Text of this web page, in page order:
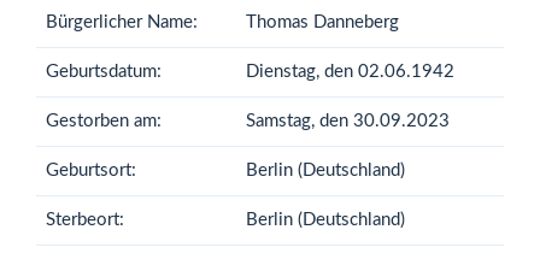
Bürgerlicher Name: Thomas Danneberg
Geburtsdatum: Dienstag, den 02.06.1942
Gestorben am: Samstag, den 30.09.2023
Geburtsort: Berlin (Deutschland)
Sterbeort: Berlin (Deutschland)